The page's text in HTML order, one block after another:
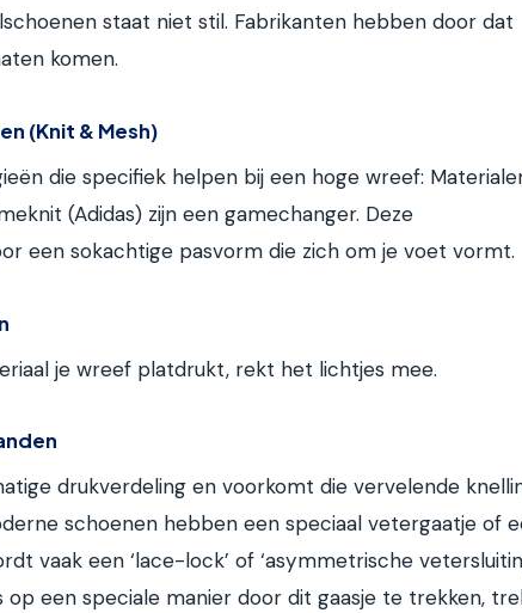
staat niet stil. Fabrikanten hebben door dat
komen.
(Knit & Mesh)
die specifiek helpen bij een hoge wreef:
(Adidas) zijn een gamechanger. Deze
een sokachtige pasvorm die zich om je voet vormt.
je wreef platdrukt, rekt het lichtjes mee.
drukverdeling en voorkomt die vervelende
schoenen hebben een speciaal vetergaatje of
vaak een ‘lace-lock’ of ‘asymmetrische
een speciale manier door dit gaasje te trekken,